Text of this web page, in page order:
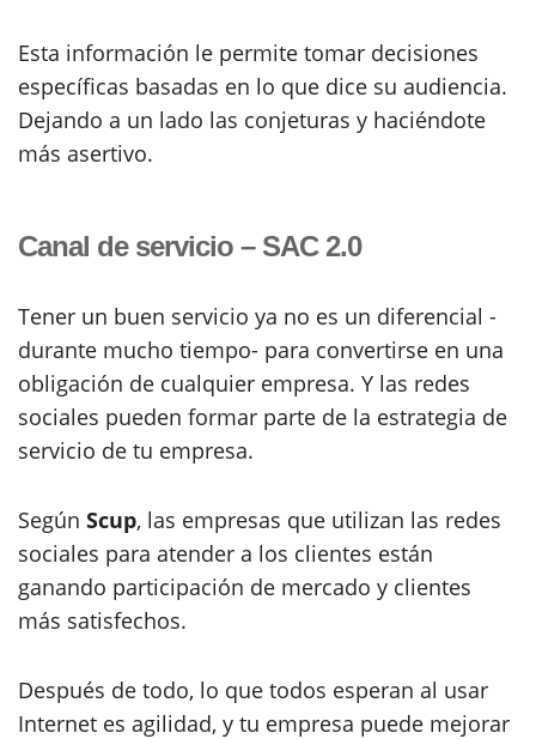
Esta información le permite tomar decisiones
específicas basadas en lo que dice su audiencia.
Dejando a un lado las conjeturas y haciéndote
más asertivo.
Canal de servicio – SAC 2.0
Tener un buen servicio ya no es un diferencial -
durante mucho tiempo- para convertirse en una
obligación de cualquier empresa. Y las redes
sociales pueden formar parte de la estrategia de
servicio de tu empresa.
Según Scup, las empresas que utilizan las redes
sociales para atender a los clientes están
ganando participación de mercado y clientes
más satisfechos.
Después de todo, lo que todos esperan al usar
Internet es agilidad, y tu empresa puede mejorar